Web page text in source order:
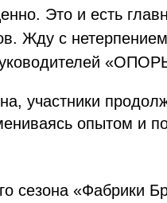
Это и есть
Жду с нетерпением
участники
опытом и
сезона «Фабрики